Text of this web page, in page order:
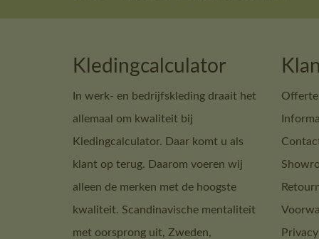
Kledingcalculator
In werk- en bedrijfskleding draait het
allemaal om kwaliteit bij
Kledingcalculator. Daar komt u als
klant op terug. Daarom voeren wij
alleen de merken met de hoogste
kwaliteit. Scandinavische mentaliteit
met oorsprong uit, Zweden,
Offerte
Privacy